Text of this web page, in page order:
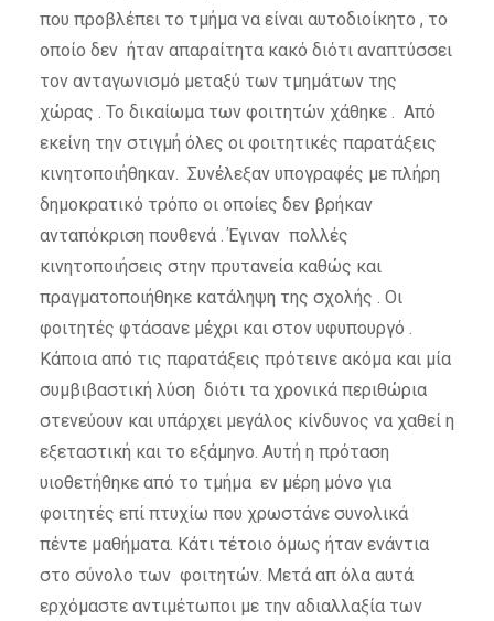
που προβλέπει το τμήμα να είναι αυτοδιοίκητο , το
οποίο δεν ήταν απαραίτητα κακό διότι αναπτύσσει
τον ανταγωνισμό μεταξύ των τμημάτων της
χώρας . Το δικαίωμα των φοιτητών χάθηκε . Από
εκείνη την στιγμή όλες οι φοιτητικές παρατάξεις
κινητοποιήθηκαν. Συνέλεξαν υπογραφές με πλήρη
δημοκρατικό τρόπο οι οποίες δεν βρήκαν
ανταπόκριση πουθενά . Έγιναν πολλές
κινητοποιήσεις στην πρυτανεία καθώς και
πραγματοποιήθηκε κατάληψη της σχολής . Οι
φοιτητές φτάσανε μέχρι και στον υφυπουργό .
Κάποια από τις παρατάξεις πρότεινε ακόμα και μία
συμβιβαστική λύση διότι τα χρονικά περιθώρια
στενεύουν και υπάρχει μεγάλος κίνδυνος να χαθεί η
εξεταστική και το εξάμηνο. Αυτή η πρόταση
υιοθετήθηκε από το τμήμα εν μέρη μόνο για
φοιτητές επί πτυχίω που χρωστάνε συνολικά
πέντε μαθήματα. Κάτι τέτοιο όμως ήταν ενάντια
στο σύνολο των φοιτητών. Μετά απ όλα αυτά
ερχόμαστε αντιμέτωποι με την αδιαλλαξία των